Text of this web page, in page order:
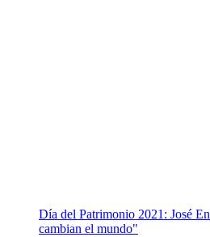
Día del Patrimonio 2021: José
cambian el mundo"